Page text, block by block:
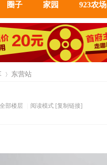
圈子 家园 923农场
东营站
部楼层 阅读模式 [复制链接]